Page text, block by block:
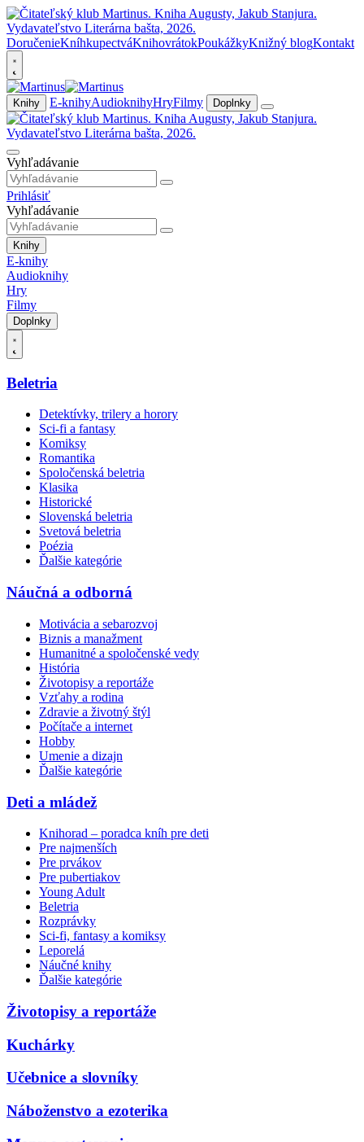
DoručenieKníhkupectváKnihovrátokPoukážkyKnižný blogKontakt
Knihy E-knihyAudioknihyHryFilmy Doplnky
Vyhľadávanie
Prihlásiť
Vyhľadávanie
Knihy
E-knihy
Audioknihy
Hry
Filmy
Doplnky
Beletria
Detektívky, trilery a horory
Sci-fi a fantasy
Komiksy
Romantika
Spoločenská beletria
Klasika
Historické
Slovenská beletria
Svetová beletria
Poézia
Ďalšie kategórie
Náučná a odborná
Motivácia a sebarozvoj
Biznis a manažment
Humanitné a spoločenské vedy
História
Životopisy a reportáže
Vzťahy a rodina
Zdravie a životný štýl
Počítače a internet
Hobby
Umenie a dizajn
Ďalšie kategórie
Deti a mládež
Knihorad – poradca kníh pre deti
Pre najmenších
Pre prvákov
Pre pubertiakov
Young Adult
Beletria
Rozprávky
Sci-fi, fantasy a komiksy
Leporelá
Náučné knihy
Ďalšie kategórie
Životopisy a reportáže
Kuchárky
Učebnice a slovníky
Náboženstvo a ezoterika